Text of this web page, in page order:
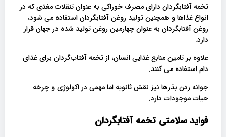
تخمه آفتابگردان دارای مصرف خوراکی به عنوان تنقلات مغذی که در
انواع غذاها و همچنین تولید روغن آفتابگردان استفاده می شود،
روغن آفتابگردان به عنوان چهارمین روغن تولید شده در جهان قرار
دارد.
علاوه بر تامین منابع غذایی انسان، از تخمه آفتاب‎‌گردان برای غذای
دام استفاده می کنند.
جوانه زدن بذرها نیز نقش ثانویه اما مهمی در اکولوژی و چرخه
حیات موجودات دارد.
فواید سلامتی تخمه آفتابگردان